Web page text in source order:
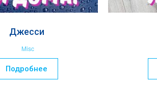
Джесси
Misc
Подробнее